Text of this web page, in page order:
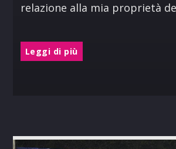
relazione alla mia proprietà
Leggi di più